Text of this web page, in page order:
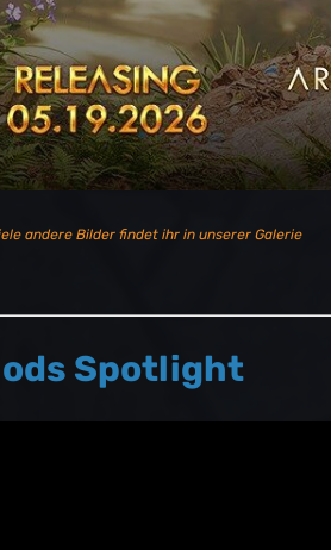
andere Bilder findet ihr in unserer Galerie
Spotlight